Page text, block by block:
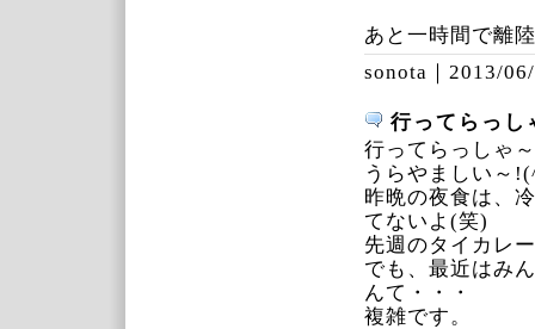
あと一時間で離
sonota｜ 2013/
行ってらっし
行ってらっしゃ
うらやましい～
昨晩の夜食は、
てないよ(笑)
先週のタイカレ
でも、最近はみ
んて・・・
複雑です。